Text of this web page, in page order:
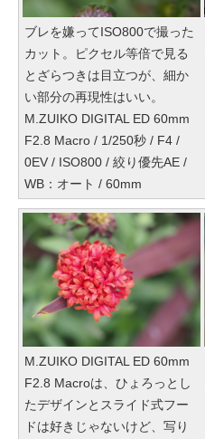
ブレを嫌ってISO800で撮った
カット。ピクセル等倍で見る
とざらつきは目立つが、細か
い部分の再現性はいい。
M.ZUIKO DIGITAL ED 60mm
F2.8 Macro / 1/250秒 / F4 /
0EV / ISO800 / 絞り優先AE /
WB：オート / 60mm
M.ZUIKO DIGITAL ED 60mm
F2.8 Macroは、ひょろっとし
たデザインとスライド式フー
ドは好きじゃないけど、写り